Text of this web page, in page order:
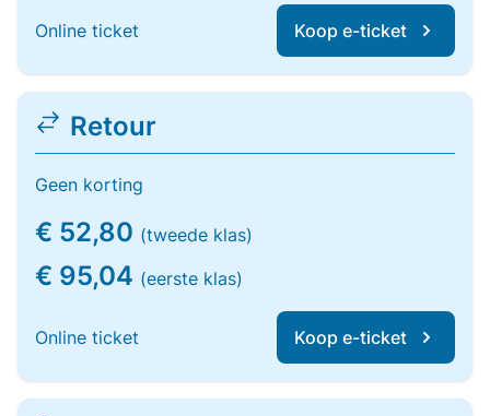
Online ticket Koop e-ticket
Retour
Geen korting
€ 52,80 (tweede klas)
€ 95,04 (eerste klas)
Online ticket Koop e-ticket